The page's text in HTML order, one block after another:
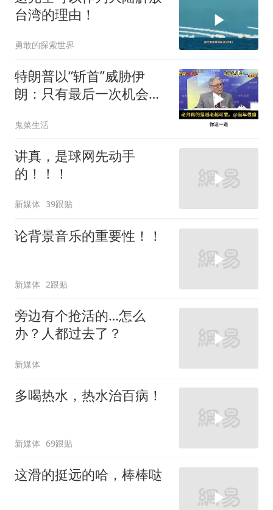
台湾的理由！
勇敢的探索世界
特朗普以“斩首”威胁伊
朗：只有最后一次机会
鬼菜生活
讲真，是球网先动手
的！！！
新媒体 39跟贴
论背景音乐的重要性！！
新媒体 2跟贴
旁边有个抢活的…怎么
办？人都过去了？
新媒体
多喝热水，热水治百病！
新媒体 69跟贴
这滑的挺远的哈，棒棒哒